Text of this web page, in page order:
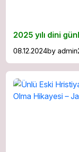
2025 yılı dini
08.12.2024by admin